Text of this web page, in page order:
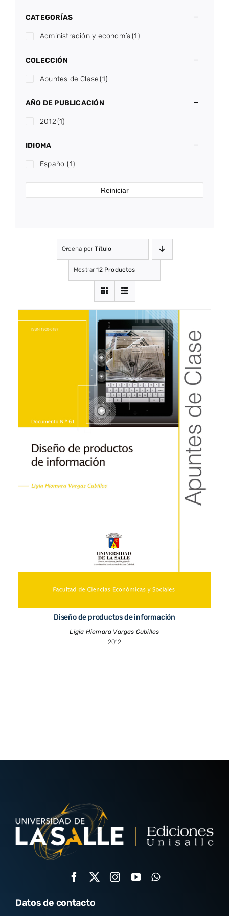
CATEGORÍAS
Administración y economía(1)
COLECCIÓN
Apuntes de Clase(1)
AÑO DE PUBLICACIÓN
2012(1)
IDIOMA
Español (1)
Reiniciar
Ordena porTítulo
Mostrar12 Productos
Diseño de productos de información
Ligia Hiomara Vargas Cubillos
2012
Datos de contacto